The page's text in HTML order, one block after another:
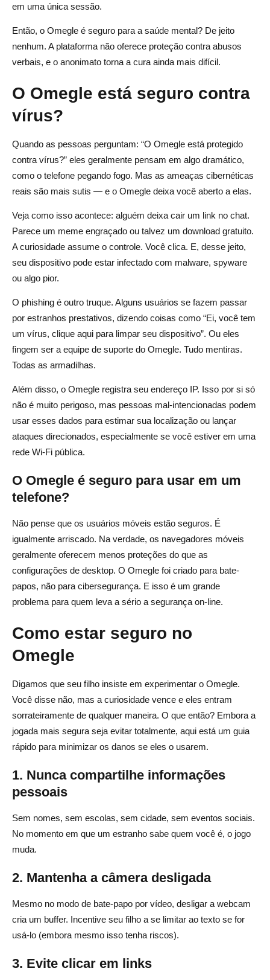
em uma única sessão.
Então, o Omegle é seguro para a saúde mental? De jeito
nenhum. A plataforma não oferece proteção contra abusos
verbais, e o anonimato torna a cura ainda mais difícil.
O Omegle está seguro contra
vírus?
Quando as pessoas perguntam: “O Omegle está protegido
contra vírus?” eles geralmente pensam em algo dramático,
como o telefone pegando fogo. Mas as ameaças cibernéticas
reais são mais sutis — e o Omegle deixa você aberto a elas.
Veja como isso acontece: alguém deixa cair um link no chat.
Parece um meme engraçado ou talvez um download gratuito.
A curiosidade assume o controle. Você clica. E, desse jeito,
seu dispositivo pode estar infectado com malware, spyware
ou algo pior.
O phishing é outro truque. Alguns usuários se fazem passar
por estranhos prestativos, dizendo coisas como “Ei, você tem
um vírus, clique aqui para limpar seu dispositivo”. Ou eles
fingem ser a equipe de suporte do Omegle. Tudo mentiras.
Todas as armadilhas.
Além disso, o Omegle registra seu endereço IP. Isso por si só
não é muito perigoso, mas pessoas mal-intencionadas podem
usar esses dados para estimar sua localização ou lançar
ataques direcionados, especialmente se você estiver em uma
rede Wi-Fi pública.
O Omegle é seguro para usar em um
telefone?
Não pense que os usuários móveis estão seguros. É
igualmente arriscado. Na verdade, os navegadores móveis
geralmente oferecem menos proteções do que as
configurações de desktop. O Omegle foi criado para bate-
papos, não para cibersegurança. E isso é um grande
problema para quem leva a sério a segurança on-line.
Como estar seguro no
Omegle
Digamos que seu filho insiste em experimentar o Omegle.
Você disse não, mas a curiosidade vence e eles entram
sorrateiramente de qualquer maneira. O que então? Embora a
jogada mais segura seja evitar totalmente, aqui está um guia
rápido para minimizar os danos se eles o usarem.
1. Nunca compartilhe informações
pessoais
Sem nomes, sem escolas, sem cidade, sem eventos sociais.
No momento em que um estranho sabe quem você é, o jogo
muda.
2. Mantenha a câmera desligada
Mesmo no modo de bate-papo por vídeo, desligar a webcam
cria um buffer. Incentive seu filho a se limitar ao texto se for
usá-lo (embora mesmo isso tenha riscos).
3. Evite clicar em links